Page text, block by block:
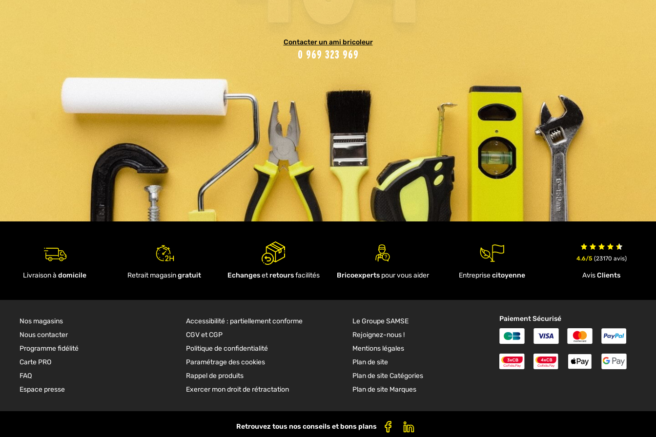
Contacter un ami bricoleur
0 969 323 969
Livraison à domicile Retrait magasingratuit Echangesetretoursfacilités Bricoexpertspour vous aider Entreprisecitoyenne
4.6/5 (23170 avis)
AvisClients
Nos magasins
Nous contacter
Programme fidélité
Carte PRO
FAQ
Espace presse
Accessibilité : partiellement conforme
CGV et CGP
Politique de confidentialité
Paramétrage des cookies
Rappel de produits
Exercer mon droit de rétractation
Le Groupe SAMSE
Rejoignez-nous !
Mentions légales
Plan de site
Plan de site Catégories
Plan de site Marques
Paiement Sécurisé
Carte BleueVisa MasterCard
Paiement en 3 fois Cofidis
Paiement en 4 fois Cofidis
ApplePay
Retrouvez tous nos conseils et bons plans FacebookLinkedin